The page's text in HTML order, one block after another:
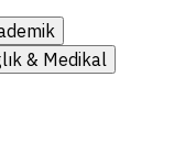
& Medikal